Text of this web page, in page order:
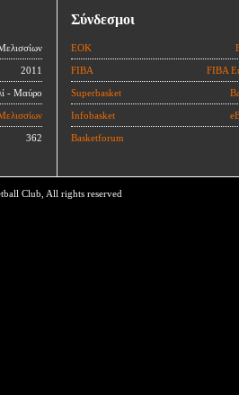
2011
- Μαύρο
362
Σύνδεσμοι
ΕΟΚ
FIBA FIBA
Superbasket
Infobasket
Basketforum
Club, All rights reserved